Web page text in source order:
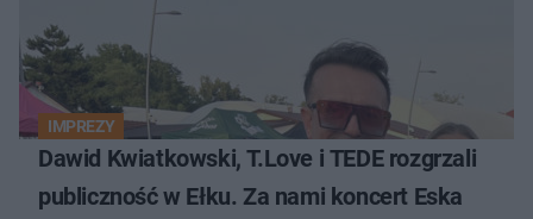
IMPREZY
Dawid Kwiatkowski, T.Love i TEDE rozgrzali
publiczność w Ełku. Za nami koncert Eska